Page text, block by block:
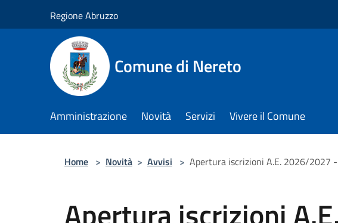
Regione Abruzzo
Comune di Nereto
Amministrazione Novità Servizi Vivere il Comune
Home > Novità > Avvisi > Apertura iscrizioni A.E. 2026/2027